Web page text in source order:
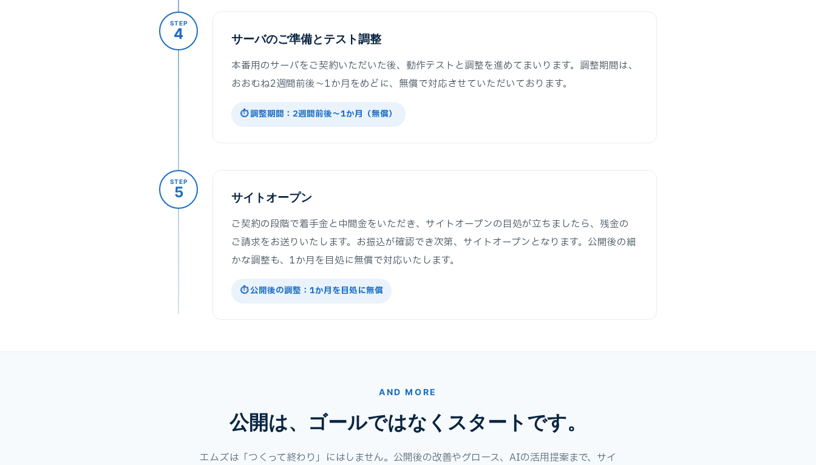
STEP
4
サーバのご準備とテスト調整
本番用のサーバをご契約いただいた後、動作テストと調整を進めてまいります。調整期間は、
おおむね2週間前後〜1か月をめどに、無償で対応させていただいております。
⏱ 調整期間：2週間前後〜1か月（無償）
STEP
5
サイトオープン
ご契約の段階で着手金と中間金をいただき、サイトオープンの目処が立ちましたら、残金の
ご請求をお送りいたします。お振込が確認でき次第、サイトオープンとなります。公開後の細
かな調整も、1か月を目処に無償で対応いたします。
⏱ 公開後の調整：1か月を目処に無償
AND MORE
公開は、ゴールではなくスタートです。
エムズは「つくって終わり」にはしません。公開後の改善やグロース、AIの活用提案まで、サイ